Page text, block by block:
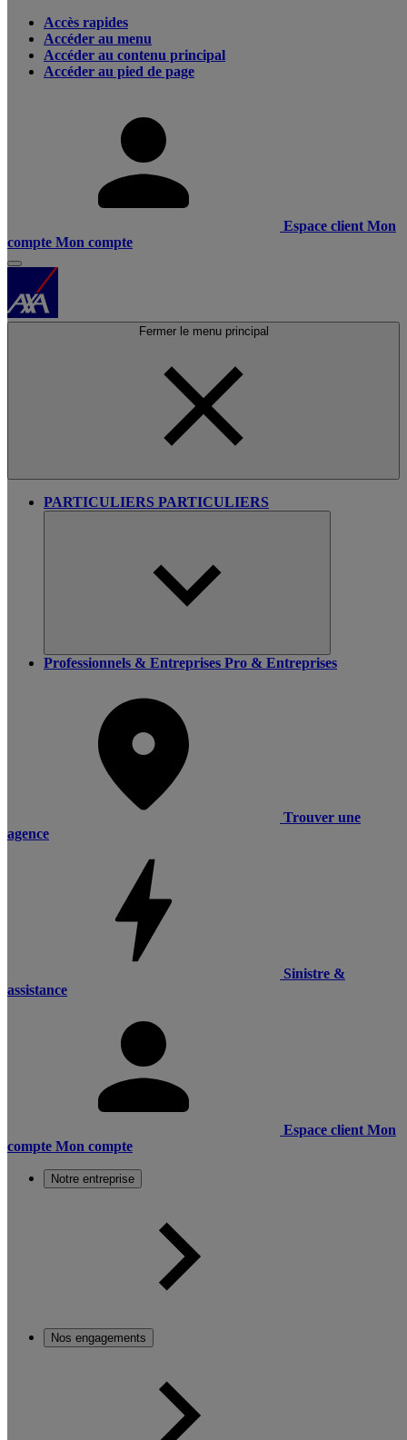
Accès rapides
Accéder au menu
Accéder au contenu principal
Accéder au pied de page
Espace client Mon
compte Mon compte
Fermer le menu principal
PARTICULIERS PARTICULIERS
Professionnels & Entreprises Pro & Entreprises
Trouver une
agence
Sinistre &
assistance
Espace client Mon
compte Mon compte
Notre entreprise
Nos engagements